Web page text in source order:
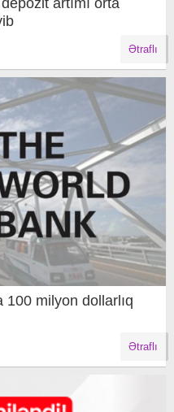
Ətraflı
100 milyon dollarlıq
Ətraflı